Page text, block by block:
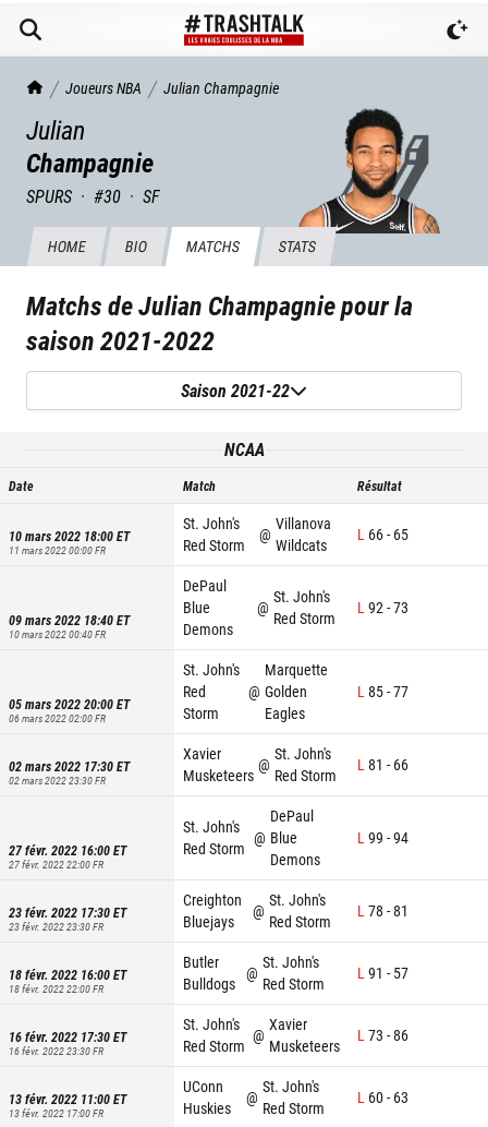
TrashTalk Actu NBA
Joueurs NBA Julian Champagnie
Julian
Champagnie
SPURS · #30 · SF
HOME BIO MATCHS STATS
Matchs deJulian Champagniepour la
saison2021-2022
Saison 2021-22
NCAA
Date Match Résultat
10 mars 2022 18:00ET
11 mars 2022 00:00FR
St. John's
Red Storm
@
Villanova
Wildcats
L 66- 65
09 mars 2022 18:40ET
10 mars 2022 00:40FR
DePaul
Blue
Demons
@
St. John's
Red Storm
L92-73
05 mars 2022 20:00ET
06 mars 2022 02:00FR
St. John's
Red
Storm
@
Marquette
Golden
Eagles
L85-77
02 mars 2022 17:30ET
02 mars 2022 23:30FR
Xavier
Musketeers
@
St. John's
Red Storm
L81 - 66
27 févr. 2022 16:00ET
27 févr. 2022 22:00FR
St. John's
Red Storm
@
DePaul
Blue
Demons
L99 -94
23 févr. 2022 17:30ET
23 févr. 2022 23:30FR
Creighton
Bluejays
@
St. John's
Red Storm
L78 -81
18 févr. 2022 16:00ET
18 févr. 2022 22:00FR
Butler
Bulldogs
@
St. John's
Red Storm
L91 - 57
16 févr. 2022 17:30ET
16 févr. 2022 23:30FR
St. John's
Red Storm
@
Xavier
Musketeers
L73 -86
13 févr. 2022 11:00ET
13 févr. 2022 17:00FR
UConn
Huskies
@
St. John's
Red Storm
L 60- 63